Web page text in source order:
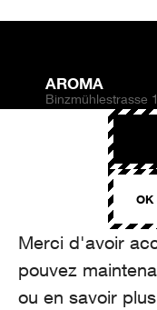
Merci d'avoir
pouvez
ou en savoir
OK
AROMA
Binzmühlestrasse
CH-8050 Zürich
CONTACT
hello@aroma.ch
Onlineformular
+41 44 208 12 29
FOLLOW US